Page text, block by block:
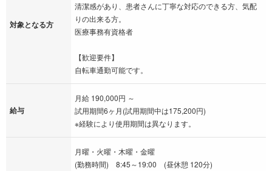
対象となる方
清潔感があり、患者さんに丁寧な対応のできる方、気配
りの出来る方。
医療事務有資格者
【歓迎要件】
自転車通勤可能です。
給与
月給 190,000円 ～
試用期間6ヶ月(試用期間中は175,200円)
※経験により使用期間は異なります。
月曜・火曜・木曜・金曜
(勤務時間) 8:45～19:00 (昼休憩 120分)